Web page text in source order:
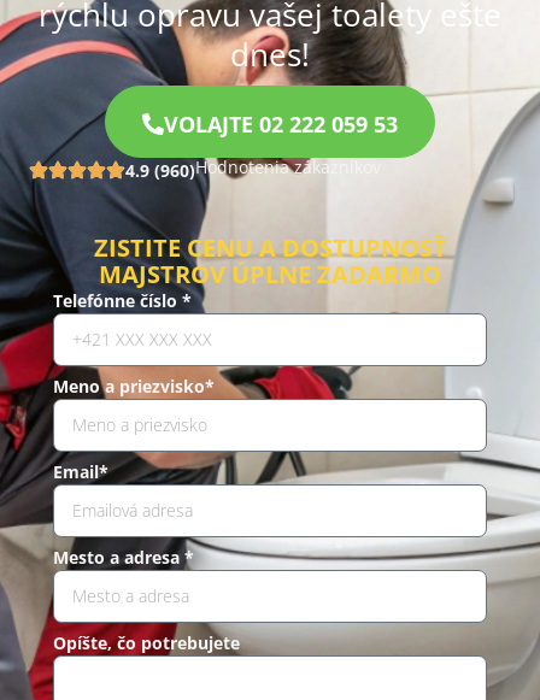
rýchlu opravu vašej toalety ešte
dnes!
VOLAJTE 02 222 059 53
4.9 (960)Hodnotenia zákazníkov
ZISTITE CENU A DOSTUPNOSŤ
MAJSTROV ÚPLNE ZADARMO
Telefónne číslo *
Meno a priezvisko*
Email*
Mesto a adresa *
Opíšte, čo potrebujete